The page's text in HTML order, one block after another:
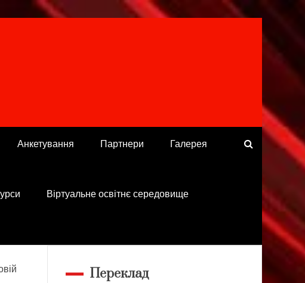
Анкетування Партнери Галерея
Віртуальне освітнє середовище
Переклад